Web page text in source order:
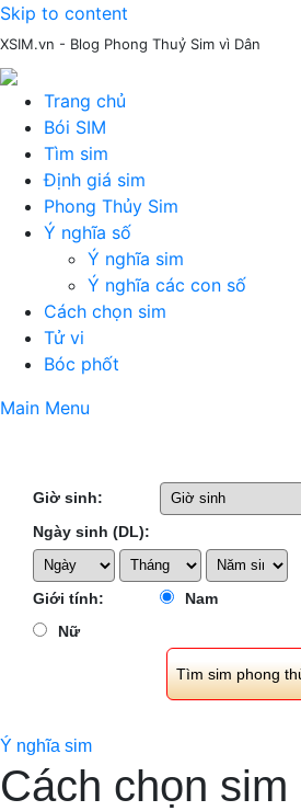
Skip to content
XSIM.vn - Blog Phong Thuỷ Sim vì Dân
Trang chủ
Bói SIM
Tìm sim
Định giá sim
Phong Thủy Sim
Ý nghĩa số
Ý nghĩa sim
Ý nghĩa các con số
Cách chọn sim
Tử vi
Bóc phốt
Main Menu
Giờ sinh:
Ngày sinh (DL):
Giới tính:
Nam
Nữ
Ý nghĩa sim
Cách chọn sim